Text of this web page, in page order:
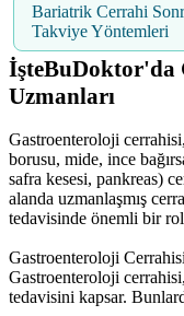
Bariatrik Cerrahi
Takviye Yöntemleri
İşteBuDoktor'da
Uzmanları
Gastroenteroloji
borusu, mide, ince
safra kesesi, pankreas)
alanda uzmanlaşmış
tedavisinde önemli bir
Gastroenteroloji
Gastroenteroloji
tedavisini kapsar.